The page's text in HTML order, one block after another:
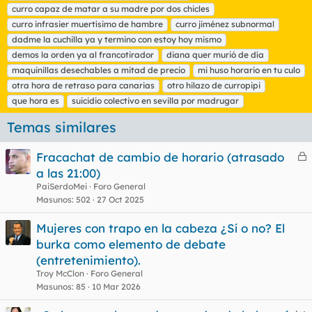
a
s
curro capaz de matar a su madre por dos chicles
curro infrasier muertísimo de hambre
curro jiménez subnormal
dadme la cuchilla ya y termino con estoy hoy mismo
demos la orden ya al francotirador
diana quer murió de día
maquinillas desechables a mitad de precio
mi huso horario en tu culo
otra hora de retraso para canarias
otro hilazo de curropipi
que hora es
suicidio colectivo en sevilla por madrugar
Temas similares
C
a
Fracachat de cambio de horario (atrasado
a las 21:00)
PaiSerdoMei
Foro General
Masunos 502 27 Oct 2025
Mujeres con trapo en la cabeza ¿Sí o no? El
burka como elemento de debate
(entretenimiento).
Troy McClon
Foro General
Masunos 85 10 Mar 2026